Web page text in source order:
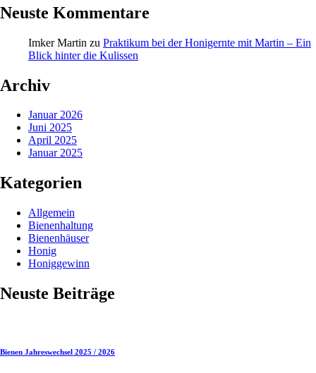
Neuste Kommentare
Imker Martin zu Praktikum bei der Honigernte mit Martin – Ein
Blick hinter die Kulissen
Archiv
Januar 2026
Juni 2025
April 2025
Januar 2025
Kategorien
Allgemein
Bienenhaltung
Bienenhäuser
Honig
Honiggewinn
Neuste Beiträge
Bienen Jahreswechsel 2025 / 2026